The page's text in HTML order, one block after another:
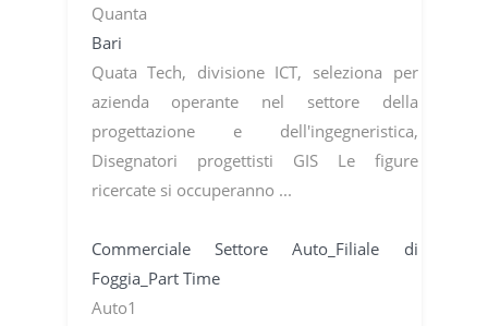
Quanta
Bari
Quata Tech, divisione ICT, seleziona per
azienda operante nel settore della
progettazione e dell'ingegneristica,
Disegnatori progettisti GIS Le figure
ricercate si occuperanno ...
Commerciale Settore Auto_Filiale di
Foggia_Part Time
Auto1